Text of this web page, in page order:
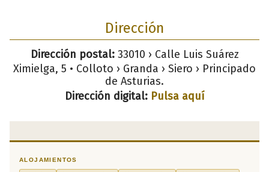
Dirección
Dirección postal:33010 › Calle Luis Suárez
Ximielga, 5 • Colloto › Granda › Siero › Principado
de Asturias.
Dirección digital: Pulsa aquí